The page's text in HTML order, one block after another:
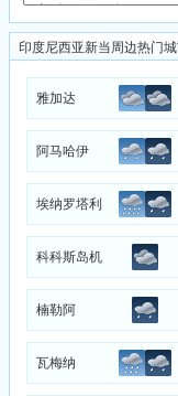
印度尼西亚新当周边热门
雅加达
阿马哈伊
埃纳罗塔利
科科斯岛机
楠勒阿
瓦梅纳